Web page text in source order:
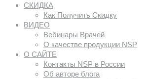
СКИДКА
Как Получить Скидку
ВИДЕО
Вебинары Врачей
О качестве продукции NSP
О САЙТЕ
Контакты NSP в России
Об авторе блога